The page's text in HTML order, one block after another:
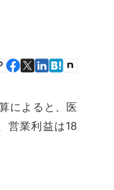
によると、医
営業利益は18